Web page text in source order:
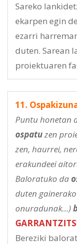
Sareko
ekarpen egin
ezarri
duten. Sarean
proiektuaren
11.
Puntu honetan
ospatuzen
zen, haurrei,
erakundeei
Baloratuko da
duten
onuradunak…)
Bereziki